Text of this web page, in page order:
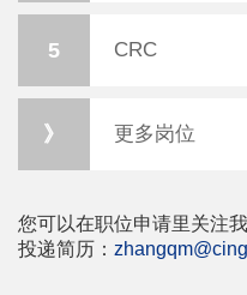
5 CRC
》 更多岗位
您可以在职位申请里关注
投递简历：